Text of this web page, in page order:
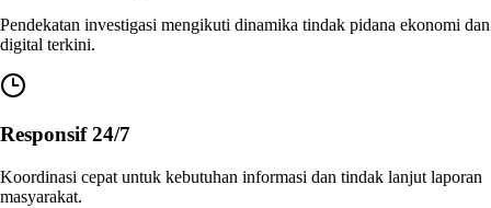
Pendekatan investigasi mengikuti dinamika tindak pidana ekonomi dan
digital terkini.
Responsif 24/7
Koordinasi cepat untuk kebutuhan informasi dan tindak lanjut laporan
masyarakat.